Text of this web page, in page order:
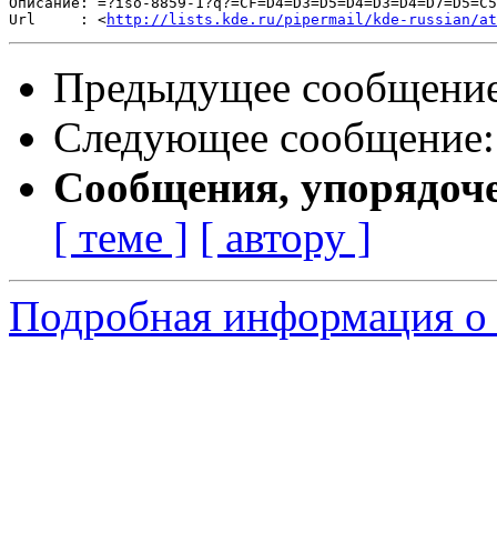
Url     : <http://lists.kde.ru/pipermail/kde-russian/
Предыдущее
Следующее
Сообщения,
[ теме ] [ автору ]
Подробная информация о